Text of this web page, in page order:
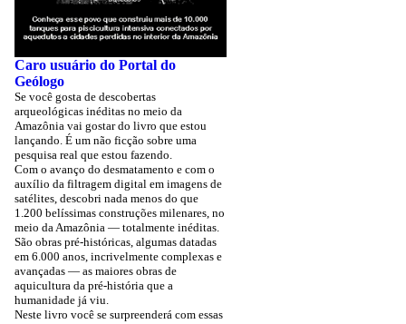
Caro usuário do Portal do
Geólogo
Se você gosta de descobertas
arqueológicas inéditas no meio da
Amazônia vai gostar do livro que estou
lançando. É um não ficção sobre uma
pesquisa real que estou fazendo.
Com o avanço do desmatamento e com o
auxílio da filtragem digital em imagens de
satélites, descobri nada menos do que
1.200 belíssimas construções milenares, no
meio da Amazônia — totalmente inéditas.
São obras pré-históricas, algumas datadas
em 6.000 anos, incrivelmente complexas e
avançadas — as maiores obras de
aquicultura da pré-história que a
humanidade já viu.
Neste livro você se surpreenderá com essas